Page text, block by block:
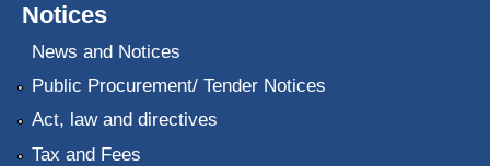
Notices
News and Notices
Public Procurement/ Tender Notices
Act, law and directives
Tax and Fees